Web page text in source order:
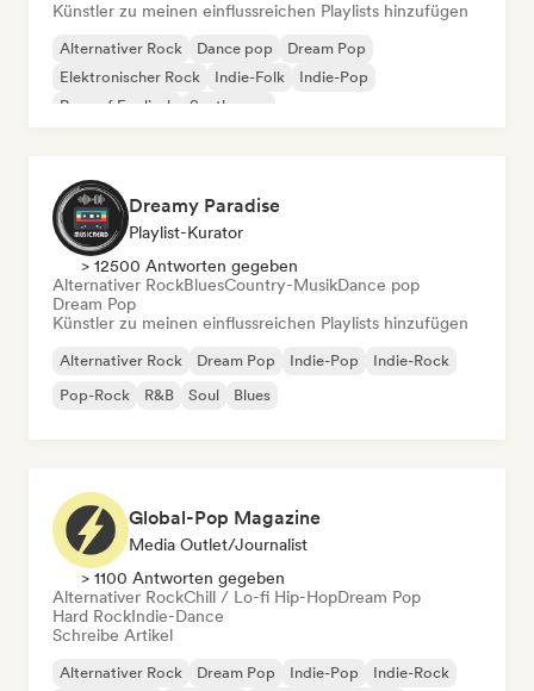
Künstler zu meinen einflussreichen Playlists hinzufügen
Alternativer Rock Dance pop
Dream Pop
Elektronischer Rock
Indie-Folk
Indie-Pop
Rap auf Englisch
Synthwave
Dreamy Paradise
Playlist-Kurator
> 12500 Antworten gegeben
Alternativer RockBluesCountry-MusikDance pop
Dream Pop
Künstler zu meinen einflussreichen Playlists hinzufügen
Alternativer Rock Dream Pop Indie-Pop
Indie-Rock
Pop-Rock
R&B Soul Blues
Global-Pop Magazine
Media Outlet/Journalist
> 1100 Antworten gegeben
Alternativer RockChill / Lo-fi Hip-HopDream Pop
Hard RockIndie-Dance
Schreibe Artikel
Alternativer Rock Dream Pop Indie-Pop
Indie-Rock